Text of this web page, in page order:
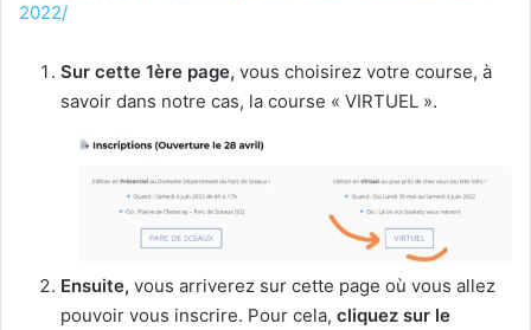
2022/
Sur cette 1ère page, vous choisirez votre course, à
savoir dans notre cas, la course « VIRTUEL ».
Ensuite, vous arriverez sur cette page où vous allez
pouvoir vous inscrire. Pour cela, cliquez sur le